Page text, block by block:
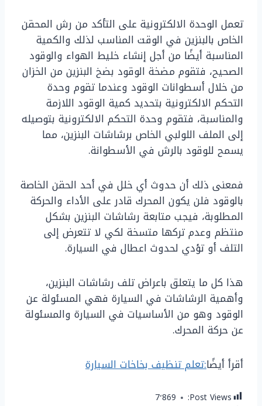
تعمل الوحدة الالكترونية على التأكد من رش المحقن
الخاص بالبنزين في الوقت المناسب لذلك والكمية
المناسبة أيضًا من أجل إنشاء خليط الهواء والوقود
الصحيح، فتقوم مضخة الوقود بضخ البنزين من الخزان
من خلال أسطوانات الوقود وعندما تقوم وحدة
التحكم الالكترونية بتحديد كمية الوقود اللازمة
والمناسبة، فتقوم وحدة التحكم الالكترونية بتوصيله
إلى الملف اللولبي الخاص برشاشات البنزين، مما
يسمح للوقود بالرش في الأسطوانة.
فمعنى ذلك أن حدوث أي خلل في أحد الحقن الخاصة
بالوقود فلن يكون المحرك قادر على الأداء والحركة
المطلوبة، فيجب متابعة رشاشات البنزين بشكل
منتظم وعدم تركها متسخة لكي لا تتعرض إلى
التلف أو تؤدي لحدوث اعطال في السيارة.
هذا كل ما يتعلق باعراض تلف رشاشات البنزين،
وأهمية الرشاشات في السيارة فهي المسئولة عن
الوقود وهو من الأساسيات في السيارة والمسئولة
عن حركة المحرك.
أقرأ أيضًا:تعلم تنظيف بخاخات السيارة
Post Views: 7٬869